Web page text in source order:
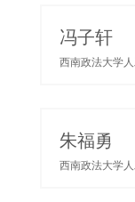
冯子轩
西南政法大学
朱福勇
西南政法大学